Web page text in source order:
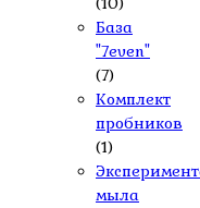
База
"7even"
(7)
Комплект
пробников
(1)
мыла